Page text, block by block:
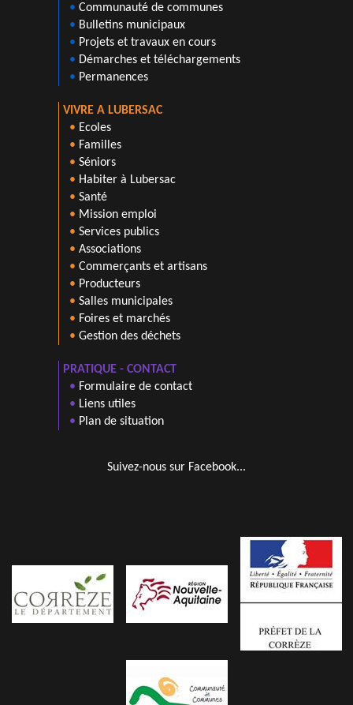
• Communauté de communes
• Bulletins municipaux
• Projets et travaux en cours
• Démarches et téléchargements
• Permanences
VIVRE A LUBERSAC
• Ecoles
• Familles
• Séniors
• Habiter à Lubersac
• Santé
• Mission emploi
• Services publics
• Associations
• Commerçants et artisans
• Producteurs
• Salles municipales
• Foires et marchés
• Gestion des déchets
PRATIQUE - CONTACT
• Formulaire de contact
• Liens utiles
• Plan de situation
Suivez-nous sur Facebook...